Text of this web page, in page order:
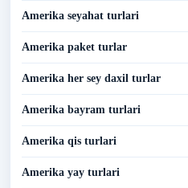
Amerika seyahat turlari
Amerika paket turlar
Amerika her sey daxil turlar
Amerika bayram turlari
Amerika qis turlari
Amerika yay turlari